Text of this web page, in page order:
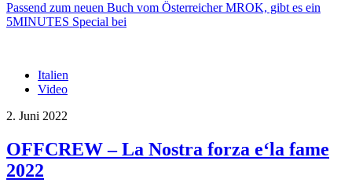
Passend zum neuen Buch vom Österreicher MROK, gibt es ein
5MINUTES Special bei
Italien
Video
2. Juni 2022
OFFCREW – La Nostra forza e‘la fame
2022